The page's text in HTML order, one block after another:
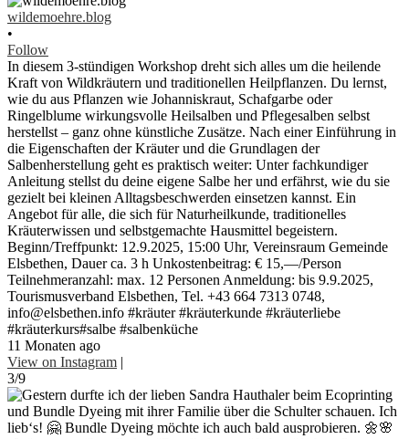
wildemoehre.blog
•
Follow
In diesem 3-stündigen Workshop dreht sich alles um die heilende
Kraft von Wildkräutern und traditionellen Heilpflanzen. Du lernst,
wie du aus Pflanzen wie Johanniskraut, Schafgarbe oder
Ringelblume wirkungsvolle Heilsalben und Pflegesalben selbst
herstellst – ganz ohne künstliche Zusätze. Nach einer Einführung in
die Eigenschaften der Kräuter und die Grundlagen der
Salbenherstellung geht es praktisch weiter: Unter fachkundiger
Anleitung stellst du deine eigene Salbe her und erfährst, wie du sie
gezielt bei kleinen Alltagsbeschwerden einsetzen kannst. Ein
Angebot für alle, die sich für Naturheilkunde, traditionelles
Kräuterwissen und selbstgemachte Hausmittel begeistern.
Beginn/Treffpunkt: 12.9.2025, 15:00 Uhr, Vereinsraum Gemeinde
Elsbethen, Dauer ca. 3 h Unkostenbeitrag: € 15,—/Person
Teilnehmeranzahl: max. 12 Personen Anmeldung: bis 9.9.2025,
Tourismusverband Elsbethen, Tel. +43 664 7313 0748,
info@elsbethen.info #kräuter #kräuterkunde #kräuterliebe
#kräuterkurs#salbe #salbenküche
11 Monaten ago
View on Instagram |
3/9